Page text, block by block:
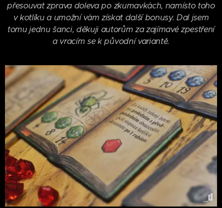
přesouvat zprava doleva po zkumavkách, namísto toho
v kotlíku a umožní vám získat další bonusy. Dal jsem
tomu jednu šanci, děkuji autorům za zajímavé zpestření
a vracím se k původní variantě.